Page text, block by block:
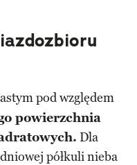
pod względem
powierzchnia
Dla
półkuli nieba